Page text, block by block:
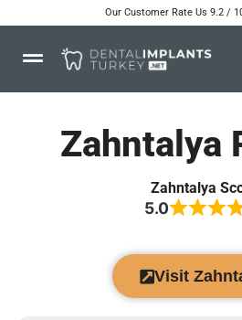
Our Customer Rate Us 9.2 /
Zahntalya
Zahntalya
5.0
Visit